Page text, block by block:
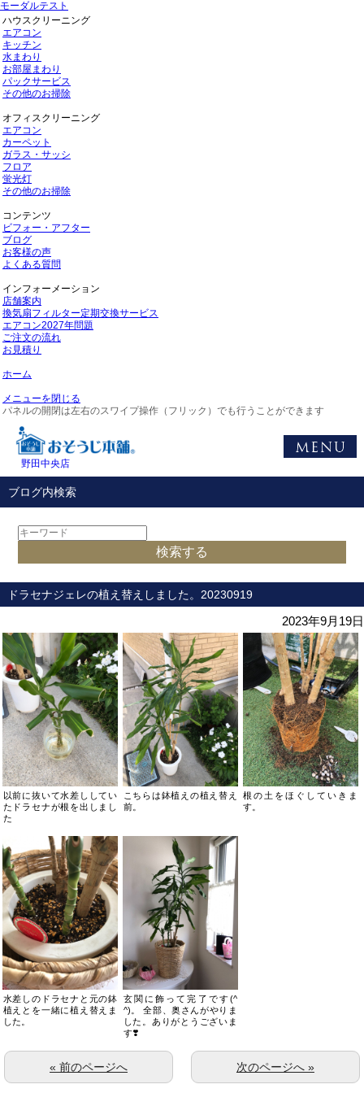
モーダルテスト
ハウスクリーニング
エアコン
キッチン
水まわり
お部屋まわり
パックサービス
その他のお掃除
オフィスクリーニング
エアコン
カーペット
ガラス・サッシ
フロア
蛍光灯
その他のお掃除
コンテンツ
ビフォー・アフター
ブログ
お客様の声
よくある質問
インフォーメーション
店舗案内
換気扇フィルター定期交換サービス
エアコン2027年問題
ご注文の流れ
お見積り
ホーム
メニューを閉じる
パネルの開閉は左右のスワイプ操作（フリック）でも行うことができます
野田中央店
ブログ内検索
ドラセナジェレの植え替えしました。20230919
2023年9月19日
以前に抜いて水差ししてい
たドラセナが根を出しまし
た
こちらは鉢植えの植え替え
前。
根の土をほぐしていきま
す。
水差しのドラセナと元の鉢
植えとを一緒に植え替えま
した。
玄関に飾って完了です(^
^)。 全部、奥さんがやりま
した。ありがとうございま
す❣️
次のページへ »
« 前のページへ